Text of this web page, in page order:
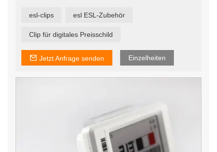
die Möglichkeit, Preis- und Werbeinformationen auf
jedem Etikett, jedem Regal und jedem Geschäft in
die Angebote aktuell und relevant sind.
esl-clips esl ESL-Zubehör
Clip für digitales Preisschild
Jetzt Anfrage senden Einzelheiten